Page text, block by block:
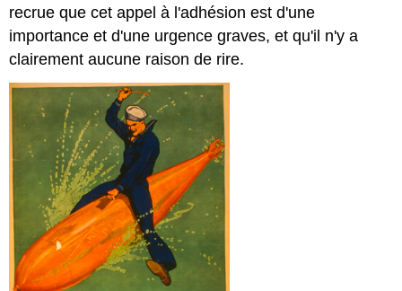
recrue que cet appel à l'adhésion est d'une
importance et d'une urgence graves, et qu'il n'y a
clairement aucune raison de rire.